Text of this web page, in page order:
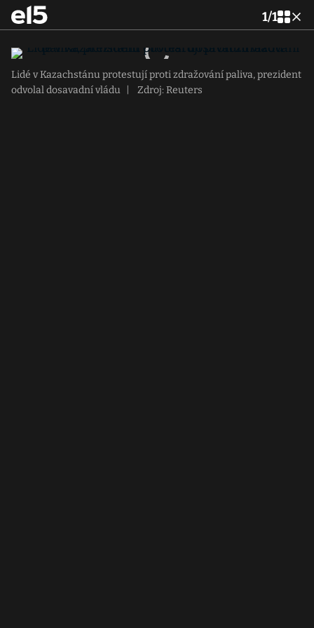
1/1
Lidé v Kazachstánu protestují proti zdražování paliva, prezident
odvolal dosavadní vládu
Zdroj: Reuters